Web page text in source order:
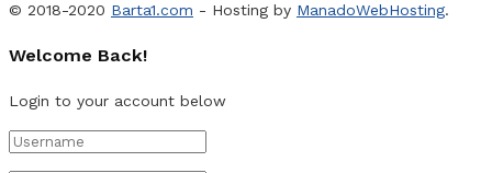
© 2018-2020 Barta1.com - Hosting by ManadoWebHosting.
Welcome Back!
Login to your account below